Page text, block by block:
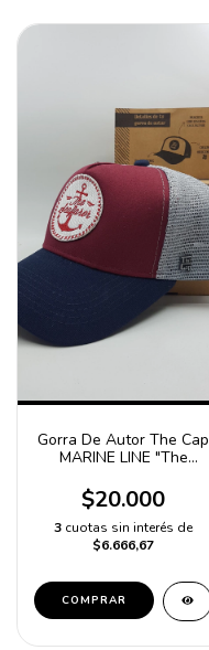
Gorra De Autor The Cap
MARINE LINE "The
Gris
$20.000
3 cuotas sin interés de
$6.666,67
COMPRAR